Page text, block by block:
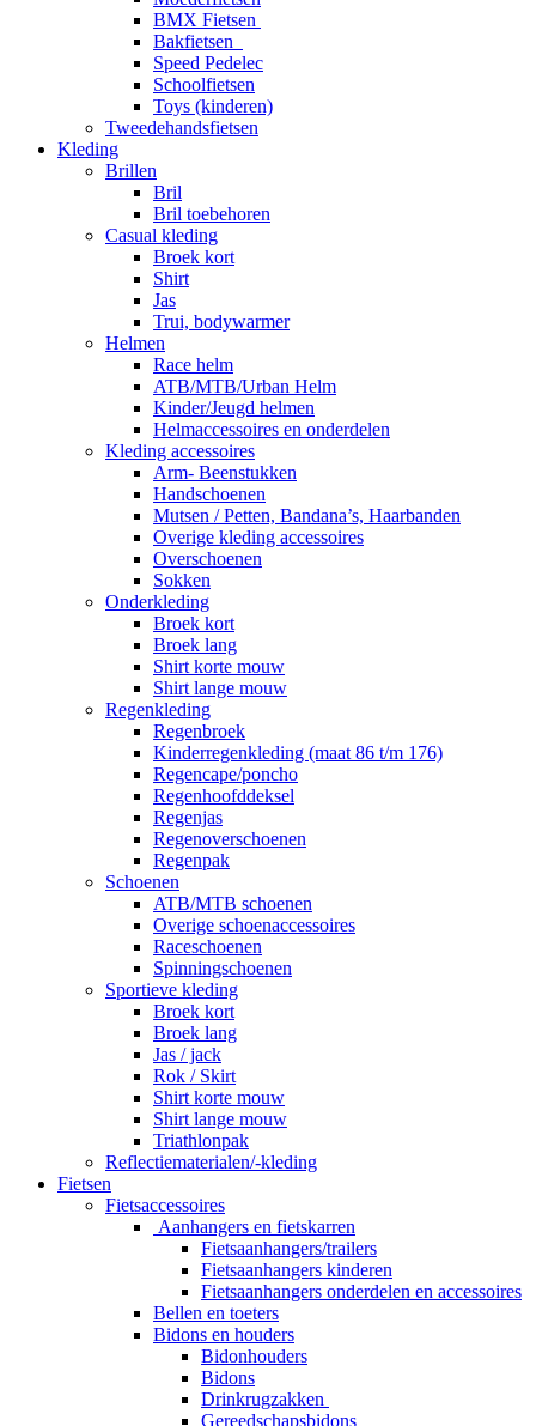
BMX Fietsen
Bakfietsen
Speed Pedelec
Schoolfietsen
Toys (kinderen)
Tweedehandsfietsen
Kleding
Brillen
Bril
Bril toebehoren
Casual kleding
Broek kort
Shirt
Jas
Trui, bodywarmer
Helmen
Race helm
ATB/MTB/Urban Helm
Kinder/Jeugd helmen
Helmaccessoires en onderdelen
Kleding accessoires
Arm- Beenstukken
Handschoenen
Mutsen / Petten, Bandana’s, Haarbanden
Overige kleding accessoires
Overschoenen
Sokken
Onderkleding
Broek kort
Broek lang
Shirt korte mouw
Shirt lange mouw
Regenkleding
Regenbroek
Kinderregenkleding (maat 86 t/m 176)
Regencape/poncho
Regenhoofddeksel
Regenjas
Regenoverschoenen
Regenpak
Schoenen
ATB/MTB schoenen
Overige schoenaccessoires
Raceschoenen
Spinningschoenen
Sportieve kleding
Broek kort
Broek lang
Jas / jack
Rok / Skirt
Shirt korte mouw
Shirt lange mouw
Triathlonpak
Reflectiematerialen/-kleding
Fietsen
Fietsaccessoires
Aanhangers en fietskarren
Fietsaanhangers/trailers
Fietsaanhangers kinderen
Fietsaanhangers onderdelen en accessoires
Bellen en toeters
Bidons en houders
Bidonhouders
Bidons
Drinkrugzakken
Gereedschapsbidons